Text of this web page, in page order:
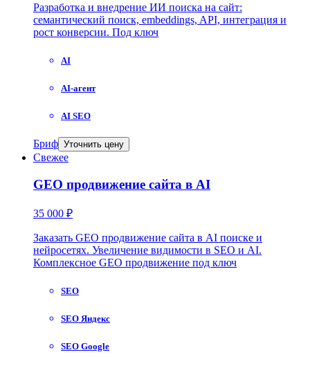
Разработка и внедрение ИИ поиска на сайт:
семантический поиск, embeddings, API, интеграция и
рост конверсии. Под ключ
AI
AI-агент
AI SEO
Бриф Уточнить цену
Свежее
GEO продвижение сайта в AI
35 000 ₽
Заказать GEO продвижение сайта в AI поиске и
нейросетях. Увеличение видимости в SEO и AI.
Комплексное GEO продвижение под ключ
SEO
SEO Яндекс
SEO Google